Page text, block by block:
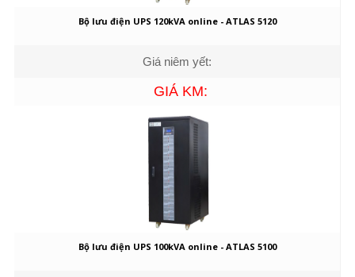
Bộ lưu điện UPS 120kVA online - ATLAS 5120
Giá niêm yết:
GIÁ KM:
Bộ lưu điện UPS 100kVA online - ATLAS 5100